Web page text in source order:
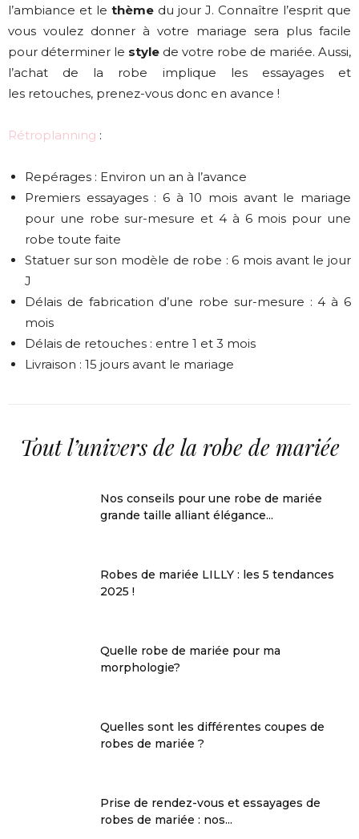
l’ambiance et le thème du jour J. Connaître l’esprit que
vous voulez donner à votre mariage sera plus facile
pour déterminer le style de votre robe de mariée. Aussi,
l’achat de la robe implique les essayages et
les retouches, prenez-vous donc en avance !
Rétroplanning :
Repérages : Environ un an à l’avance
Premiers essayages : 6 à 10 mois avant le mariage
pour une robe sur-mesure et 4 à 6 mois pour une
robe toute faite
Statuer sur son modèle de robe : 6 mois avant le jour
J
Délais de fabrication d’une robe sur-mesure : 4 à 6
mois
Délais de retouches : entre 1 et 3 mois
Livraison : 15 jours avant le mariage
Tout l’univers de la robe de mariée
Nos conseils pour une robe de mariée
grande taille alliant élégance...
Robes de mariée LILLY : les 5 tendances
2025 !
Quelle robe de mariée pour ma
morphologie?
Quelles sont les différentes coupes de
robes de mariée ?
Prise de rendez-vous et essayages de
robes de mariée : nos...